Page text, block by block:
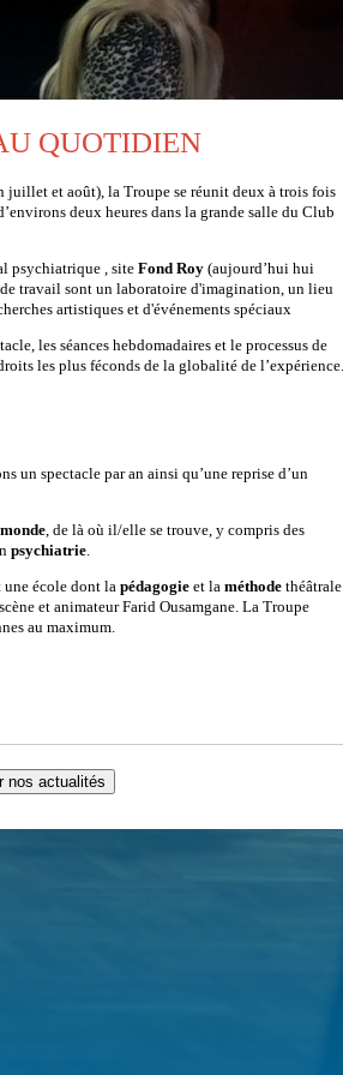
QUOTIDIEN
juillet et août), la Troupe se réunit deux à trois fois
deux heures dans la grande salle du Club
psychiatrique , siteFond Roy (aujourd’hui hui
travail sont un laboratoire d'imagination, un lieu
artistiques et d'événements spéciaux
les séances hebdomadaires et le processus de
les plus féconds de la globalité de l’expérience.
un spectacle par an ainsi qu’une reprise d’un
, de là où il/elle se trouve, y compris des
psychiatrie
école dont la pédagogie et la méthode théâtrale
et animateur Farid Ousamgane. La Troupe
au maximum.